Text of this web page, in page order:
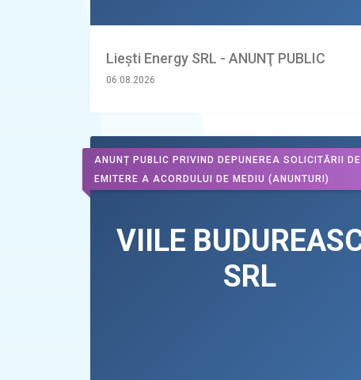
Liești Energy SRL - ANUNŢ PUBLIC
06.08.2026
ANUNȚ PUBLIC PRIVIND DEPUNEREA SOLICITĂRII DE
EMITERE A ACORDULUI DE MEDIU (ANUNTURI)